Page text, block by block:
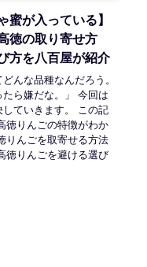
蜜が入っている】
徳の取り寄せ方
方を八百屋が紹介
んな品種なんだろう。
ら嫌だな。」 今回は
ていきます。 この記
徳りんごの特徴がわか
りんごを取寄せる方法
徳りんごを避ける選び